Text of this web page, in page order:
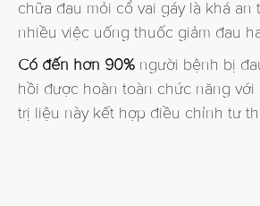
chữa đau mỏi cổ vai gáy là khá an
nhiều việc uống thuốc giảm đau
Có đến hơn 90% người bệnh bị
hồi được hoàn toàn chức năng với
trị liệu này kết hợp điều chỉnh tư